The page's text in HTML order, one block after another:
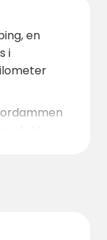
en
i
og en
elektriske